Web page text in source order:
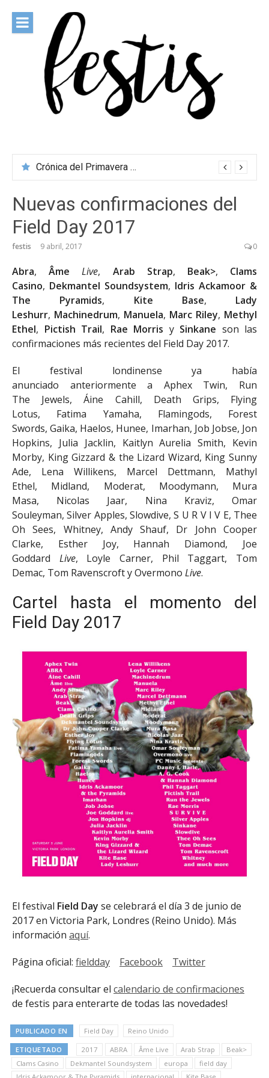
contenido
Crónica del Primavera Sound Porto 2026
Nuevas confirmaciones del
Field Day 2017
festis 9 abril, 2017 0
Abra,Âme Live, Arab Strap, Beak>, Clams
Casino, Dekmantel Soundsystem, Idris Ackamoor &
The Pyramids, Kite Base, Lady
Leshurr, Machinedrum, Manuela, Marc Riley, Methyl
Ethel, Pictish Trail, Rae Morris y Sinkane son las
confirmaciones más recientes del Field Day 2017.
El festival londinense ya había
anunciado anteriormente a Aphex Twin, Run
The Jewels, Áine Cahill, Death Grips, Flying
Lotus, Fatima Yamaha, Flamingods, Forest
Swords, Gaika, Haelos, Hunee, Imarhan, Job Jobse, Jon
Hopkins, Julia Jacklin, Kaitlyn Aurelia Smith, Kevin
Morby, King Gizzard & the Lizard Wizard, King Sunny
Ade, Lena Willikens, Marcel Dettmann, Mathyl
Ethel, Midland, Moderat, Moodymann, Mura
Masa, Nicolas Jaar, Nina Kraviz, Omar
Souleyman, Silver Apples, Slowdive, S U R V I V E, Thee
Oh Sees, Whitney, Andy Shauf, Dr John Cooper
Clarke, Esther Joy, Hannah Diamond, Joe
Goddard Live, Loyle Carner, Phil Taggart, Tom
Demac, Tom Ravenscroft y Overmono Live.
Cartel hasta el momento del
Field Day 2017
El festival Field Day se celebrará el día 3 de junio de
2017 en Victoria Park, Londres (Reino Unido). Más
información aquí.
Página oficial: fieldday Facebook Twitter
¡Recuerda consultar el calendario de confirmaciones
de festis para enterarte de todas las novedades!
PUBLICADO EN Field Day Reino Unido
ETIQUETADO 2017 ABRA Âme Live Arab Strap
Beak>
Clams Casino
Dekmantel Soundsystem europa
field day